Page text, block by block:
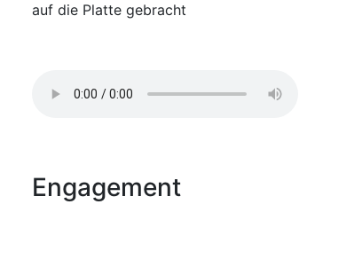
auf die Platte gebracht
Engagement